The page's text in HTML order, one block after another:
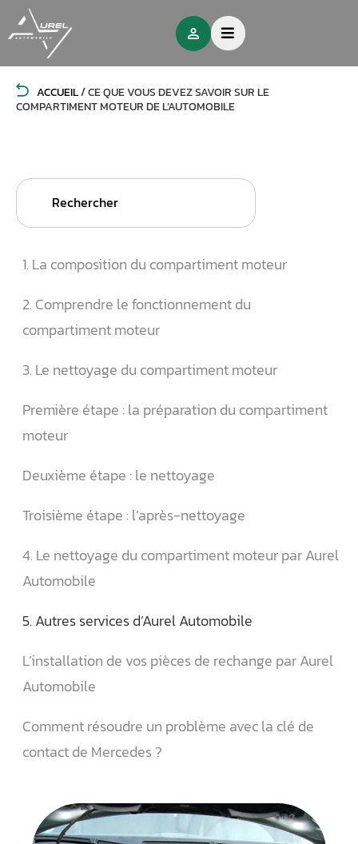
ACCUEIL/CE QUE VOUS DEVEZ SAVOIR SUR LE
COMPARTIMENT MOTEUR DE L’AUTOMOBILE
Search
1. La composition du compartiment moteur
2. Comprendre le fonctionnement du
compartiment moteur
3. Le nettoyage du compartiment moteur
Première étape : la préparation du compartiment
moteur
Deuxième étape : le nettoyage
Troisième étape : l’après-nettoyage
4. Le nettoyage du compartiment moteur par Aurel
Automobile
5. Autres services d’Aurel Automobile
L’installation de vos pièces de rechange par Aurel
Automobile
Comment résoudre un problème avec la clé de
contact de Mercedes ?